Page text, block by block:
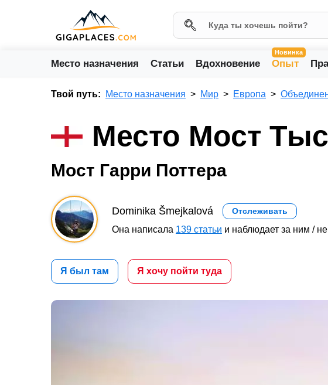
Место назначения Статьи Вдохновение
Новинка
Опыт
Твой путь: Место назначения Мир Европа
Место Мост
Мост Гарри Поттера
Dominika Šmejkalová Отслеживать
Она написала 139 статьи и наблюдает за ним /
Я был там Я хочу пойти туда